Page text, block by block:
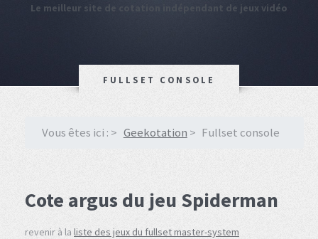
Le meilleur site de cotation indépendant de jeux vidéo
FULLSET CONSOLE
Vous êtes ici : Geekotation Fullset console
Cote argus du jeu Spiderman
revenir à la liste des jeux du fullset master-system